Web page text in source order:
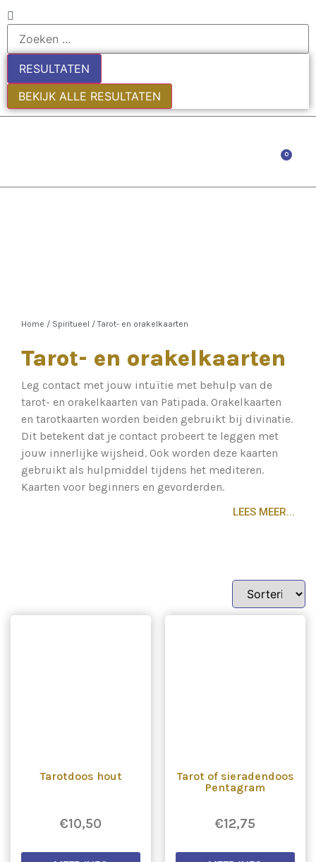
RESULTATEN
BEKIJK ALLE RESULTATEN
0
Home / Spiritueel /Tarot- en orakelkaarten
Tarot- en orakelkaarten
Leg contact met jouw intuïtie met behulp van de
tarot- en orakelkaarten van Patipada. Orakelkaarten
en tarotkaarten worden beiden gebruikt bij divinatie.
Dit betekent dat je contact probeert te leggen met
jouw innerlijke wijsheid. Ook worden deze kaarten
gebruikt als hulpmiddel tijdens het mediteren.
Kaarten voor beginners en gevorderden.
LEES MEER...
Tarotdoos hout
€10,50
Tarot of sieradendoos
Pentagram
€12,75